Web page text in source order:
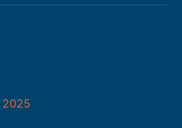
2025